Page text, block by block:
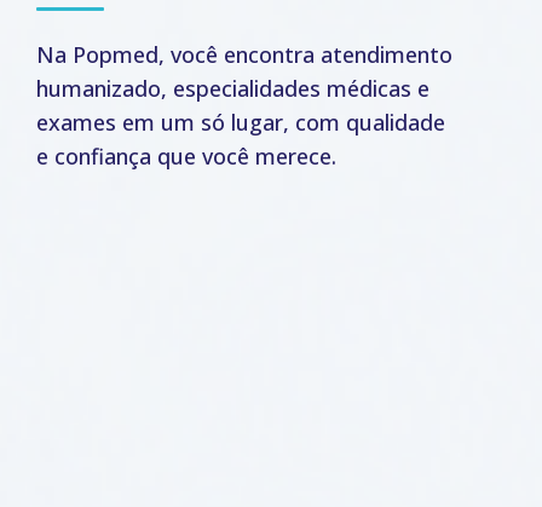
Na Popmed, você encontra atendimento
humanizado, especialidades médicas e
exames em um só lugar, com qualidade
e confiança que você merece.